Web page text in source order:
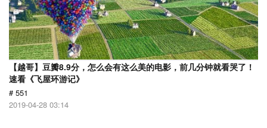
【越哥】豆瓣8.9分，怎么会有这么美的电影，前几分钟就看哭了！
速看《飞屋环游记》
# 551
2019-04-28 03:14